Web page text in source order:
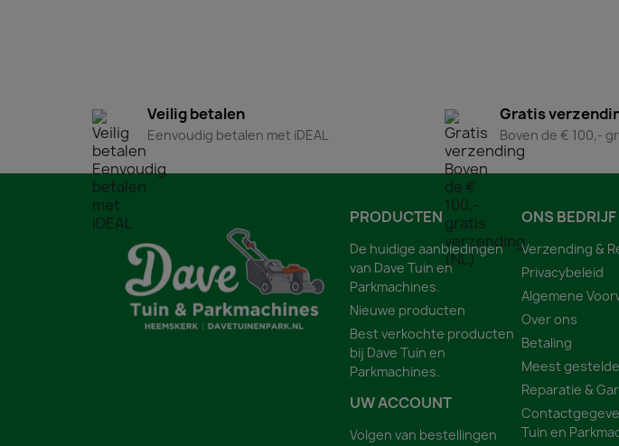
Veilig betalen
Eenvoudig betalen met iDEAL
Gratis
Boven de € 100,-
PRODUCTEN
De huidige aanbiedingen
van Dave Tuin en
Parkmachines.
Nieuwe producten
Best verkochte producten
bij Dave Tuin en
Parkmachines.
UW ACCOUNT
Volgen van bestellingen
ONS BEDRIJF
Verzending &
Privacybeleid
Algemene
Over ons
Betaling
Meest
Reparatie &
Tuin en